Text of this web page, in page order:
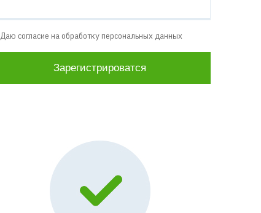
Даю согласие на обработку персональных данных